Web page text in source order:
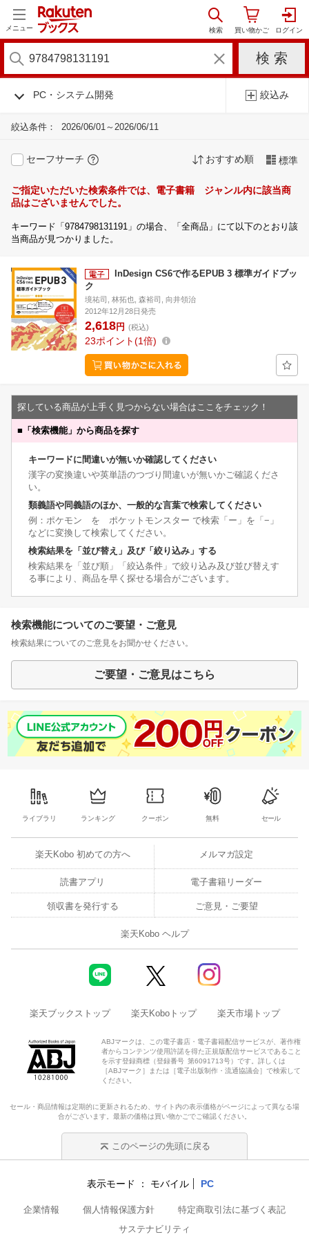
メニュー
PC・システム開発 絞込み
絞込条件： 2026/06/01～2026/06/11
セーフサーチ おすすめ順 標準
ご指定いただいた検索条件では、電子書籍 ジャンル内に該当商
品はございませんでした。
キーワード「9784798131191」の場合、「全商品」にて以下のとおり該
当商品が見つかりました。
InDesign CS6で作るEPUB 3 標準ガイドブッ
ク
境祐司, 林拓也, 森裕司, 向井領治
2012年12月28日発売
2,618円 (税込)
23ポイント 1倍
探している商品が上手く見つからない場合はここをチェック！
■ 「検索機能」から商品を探す
キーワードに間違いが無いか確認してください
漢字の変換違いや英単語のつづり間違いが無いかご確認くださ
い。
類義語や同義語のほか、一般的な言葉で検索してください
例：ポケモン を ポケットモンスター で検索「ー」を「−」
などに変換して検索してください。
検索結果を「並び替え」及び「絞り込み」する
検索結果を「並び順」「絞込条件」で絞り込み及び並び替えす
る事により、商品を早く探せる場合がございます。
検索機能についてのご要望・ご意見
検索結果についてのご意見をお聞かせください。
ご要望・ご意見はこちら
ライブラリ ランキング クーポン 無料 セール
楽天Kobo 初めての方へ メルマガ設定
読書アプリ 電子書籍リーダー
領収書を発行する ご意見・ご要望
楽天Kobo ヘルプ
楽天ブックストップ 楽天Koboトップ 楽天市場トップ
ABJマークは、この電子書店・電子書籍配信サービスが、著作権
者からコンテンツ使用許諾を得た正規版配信サービスであること
を示す登録商標（登録番号 第6091713号）です。詳しくは
［ABJマーク］または［電子出版制作・流通協議会］で検索して
ください。
セール・商品情報は定期的に更新されるため、サイト内の表示価格がページによって異なる場
合がございます。最新の価格は買い物かごでご確認ください。
このページの先頭に戻る
表示モード モバイル PC
企業情報 個人情報保護方針
特定商取引法に基づく表記
サステナビリティ